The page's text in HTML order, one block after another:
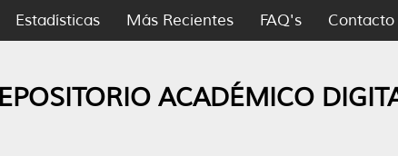
Estadísticas Más Recientes FAQ's Contacto
ACADÉMICO